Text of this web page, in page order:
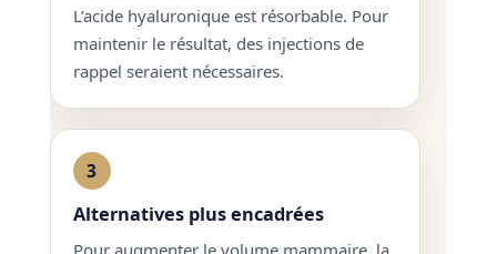
L’acide hyaluronique est résorbable. Pour
maintenir le résultat, des injections de
rappel seraient nécessaires.
3
Alternatives plus encadrées